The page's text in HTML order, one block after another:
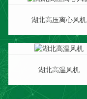
湖北高压离心风机
湖北高温风机